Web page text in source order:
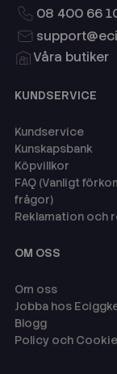
08 400 66
Våra butiker
KUNDSERVICE
Kundservice
Kunskapsbank
Köpvillkor
FAQ (Vanligt
frågor)
Reklamation och
OM OSS
Om oss
Jobba hos
Blogg
Policy och